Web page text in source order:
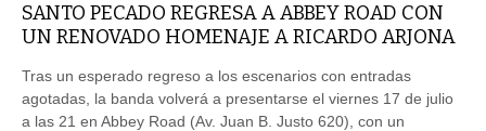
SANTO PECADO REGRESA A ABBEY ROAD CON
UN RENOVADO HOMENAJE A RICARDO ARJONA
Tras un esperado regreso a los escenarios con entradas
agotadas, la banda volverá a presentarse el viernes 17 de julio
a las 21 en Abbey Road (Av. Juan B. Justo 620), con un